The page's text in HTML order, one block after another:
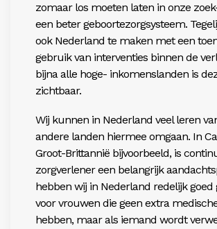
zomaar los moeten laten in onze
een beter geboortezorgsysteem.
ook Nederland te maken met een
gebruik van interventies binnen de
bijna alle hoge- inkomenslanden is
zichtbaar.
Wij kunnen in Nederland veel leren
andere landen hiermee omgaan. In
Groot-Brittannië bijvoorbeeld, is
zorgverlener een belangrijk
hebben wij in Nederland redelijk goed
voor vrouwen die geen extra
hebben, maar als iemand wordt